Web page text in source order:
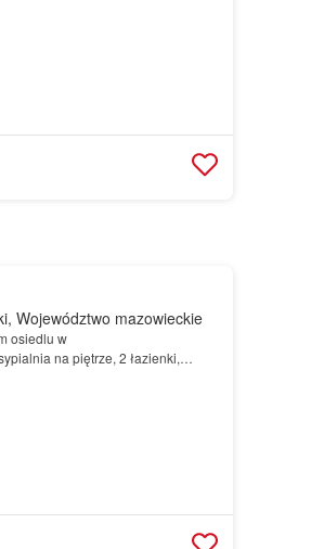
Województwo mazowieckie
osiedlu w
na piętrze, 2 łazienki,
się